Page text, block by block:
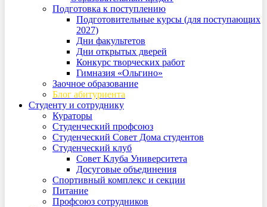
Подготовка к поступлению
Подготовительные курсы (для поступающих
2027)
Дни факультетов
Дни открытых дверей
Конкурс творческих работ
Гимназия «Ольгино»
Заочное образование
Блог абитуриента
Студенту и сотруднику
Кураторы
Студенческий профсоюз
Студенческий Совет Дома студентов
Студенческий клуб
Совет Клуба Университета
Досуговые объединения
Спортивный комплекс и секции
Питание
Профсоюз сотрудников